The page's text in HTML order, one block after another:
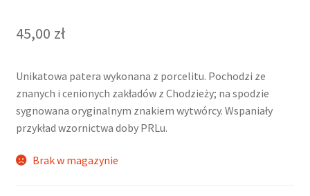
45,00 zł
Unikatowa patera wykonana z porcelitu. Pochodzi ze
znanych i cenionych zakładów z Chodzieży; na spodzie
sygnowana oryginalnym znakiem wytwórcy. Wspaniały
przykład wzornictwa doby PRLu.
Brak w magazynie